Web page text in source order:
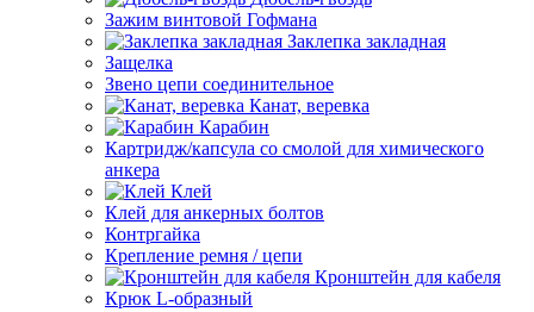
Зажим винтовой Гофмана
Заклепка закладная
Защелка
Звено цепи соединительное
Канат, веревка
Карабин
Картридж/капсула со смолой для химического
анкера
Клей
Клей для анкерных болтов
Контргайка
Крепление ремня / цепи
Кронштейн для кабеля
Крюк L-образный